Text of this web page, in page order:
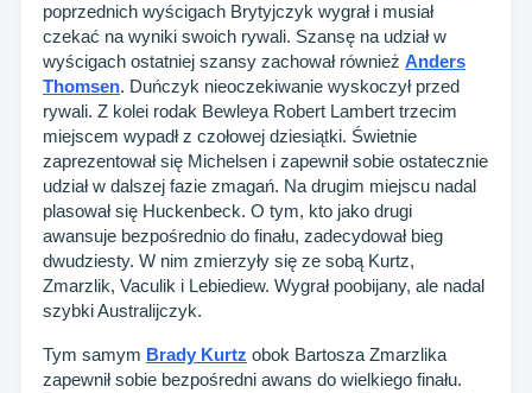
poprzednich wyścigach Brytyjczyk wygrał i musiał
czekać na wyniki swoich rywali. Szansę na udział w
wyścigach ostatniej szansy zachował również Anders
Thomsen. Duńczyk nieoczekiwanie wyskoczył przed
rywali. Z kolei rodak Bewleya Robert Lambert trzecim
miejscem wypadł z czołowej dziesiątki. Świetnie
zaprezentował się Michelsen i zapewnił sobie ostatecznie
udział w dalszej fazie zmagań. Na drugim miejscu nadal
plasował się Huckenbeck. O tym, kto jako drugi
awansuje bezpośrednio do finału, zadecydował bieg
dwudziesty. W nim zmierzyły się ze sobą Kurtz,
Zmarzlik, Vaculik i Lebiediew. Wygrał poobijany, ale nadal
szybki Australijczyk.
Tym samym Brady Kurtz obok Bartosza Zmarzlika
zapewnił sobie bezpośredni awans do wielkiego finału.